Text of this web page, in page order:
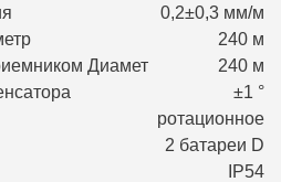
0,2±0,3 мм/м
240 м
Диамет
240 м
±1 °
ротационное
2 батареи D
IP54